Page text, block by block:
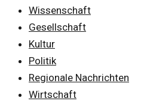
Wissenschaft
Gesellschaft
Kultur
Politik
Regionale Nachrichten
Wirtschaft